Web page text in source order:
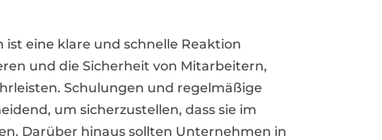
ist eine klare und schnelle Reaktion
und die Sicherheit von Mitarbeitern,
Schulungen und regelmäßige
um sicherzustellen, dass sie im
Darüber hinaus sollten Unternehmen in